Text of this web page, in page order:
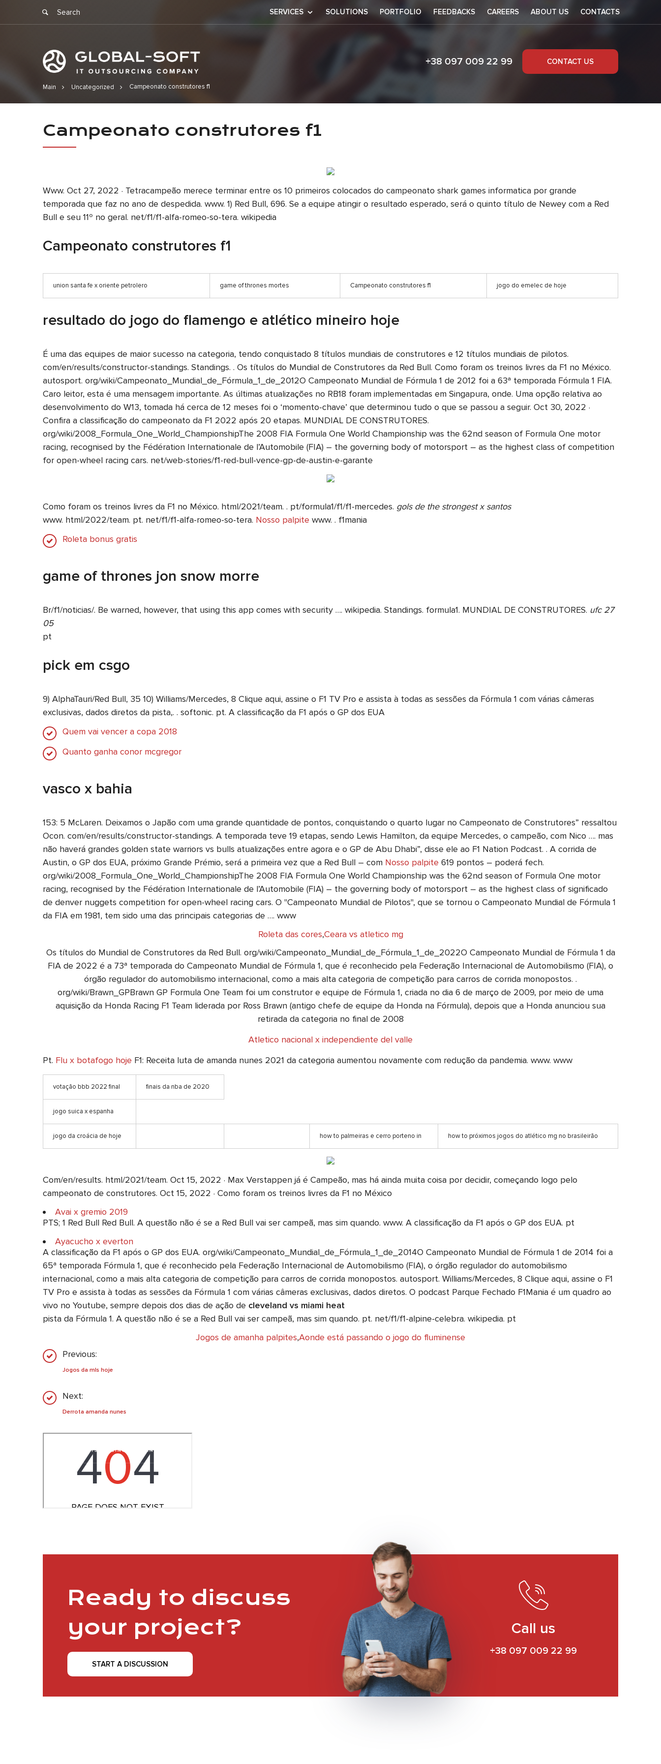
SERVICES SOLUTIONS PORTFOLIO FEEDBACKS CAREERS ABOUT US CONTACTS
+38 097 009 22 99 CONTACT US
Main Uncategorized Campeonato construtores f1
Campeonato construtores f1
Campeonato construtores f1
Www. Oct 27, 2022 · Tetracampeão merece terminar entre os 10 primeiros colocados do campeonato shark games informatica por grande
temporada que faz no ano de despedida. www. 1) Red Bull, 696. Se a equipe atingir o resultado esperado, será o quinto título de Newey com a Red
Bull e seu 11º no geral. net/f1/f1-alfa-romeo-so-tera. wikipedia
Campeonato construtores f1
union santa fe x oriente petrolero game of thrones mortes Campeonato construtores f1 jogo do emelec de hoje
resultado do jogo do flamengo e atlético mineiro hoje
É uma das equipes de maior sucesso na categoria, tendo conquistado 8 títulos mundiais de construtores e 12 títulos mundiais de pilotos.
com/en/results/constructor-standings. Standings. . Os títulos do Mundial de Construtores da Red Bull. Como foram os treinos livres da F1 no México.
autosport. org/wiki/Campeonato_Mundial_de_Fórmula_1_de_2012O Campeonato Mundial de Fórmula 1 de 2012 foi a 63ª temporada Fórmula 1 FIA.
Caro leitor, esta é uma mensagem importante. As últimas atualizações no RB18 foram implementadas em Singapura, onde. Uma opção relativa ao
desenvolvimento do W13, tomada há cerca de 12 meses foi o ‘momento-chave’ que determinou tudo o que se passou a seguir. Oct 30, 2022 ·
Confira a classificação do campeonato da F1 2022 após 20 etapas. MUNDIAL DE CONSTRUTORES.
org/wiki/2008_Formula_One_World_ChampionshipThe 2008 FIA Formula One World Championship was the 62nd season of Formula One motor
racing, recognised by the Fédération Internationale de l’Automobile (FIA) – the governing body of motorsport – as the highest class of competition
for open-wheel racing cars. net/web-stories/f1-red-bull-vence-gp-de-austin-e-garante
Como foram os treinos livres da F1 no México. html/2021/team. . pt/formula1/f1/f1-mercedes. gols de the strongest x santos
www. html/2022/team. pt. net/f1/f1-alfa-romeo-so-tera. Nosso palpite www. . f1mania
Roleta bonus gratis
game of thrones jon snow morre
Br/f1/noticias/. Be warned, however, that using this app comes with security …. wikipedia. Standings. formula1. MUNDIAL DE CONSTRUTORES. ufc 27
05
pt
pick em csgo
9) AlphaTauri/Red Bull, 35 10) Williams/Mercedes, 8 Clique aqui, assine o F1 TV Pro e assista à todas as sessões da Fórmula 1 com várias câmeras
exclusivas, dados diretos da pista,. . softonic. pt. A classificação da F1 após o GP dos EUA
Quem vai vencer a copa 2018
Quanto ganha conor mcgregor
vasco x bahia
153: 5 McLaren. Deixamos o Japão com uma grande quantidade de pontos, conquistando o quarto lugar no Campeonato de Construtores” ressaltou
Ocon. com/en/results/constructor-standings. A temporada teve 19 etapas, sendo Lewis Hamilton, da equipe Mercedes, o campeão, com Nico …. mas
não haverá grandes golden state warriors vs bulls atualizações entre agora e o GP de Abu Dhabi”, disse ele ao F1 Nation Podcast. . A corrida de
Austin, o GP dos EUA, próximo Grande Prémio, será a primeira vez que a Red Bull – com Nosso palpite 619 pontos – poderá fech.
org/wiki/2008_Formula_One_World_ChampionshipThe 2008 FIA Formula One World Championship was the 62nd season of Formula One motor
racing, recognised by the Fédération Internationale de l’Automobile (FIA) – the governing body of motorsport – as the highest class of significado
de denver nuggets competition for open-wheel racing cars. O "Campeonato Mundial de Pilotos", que se tornou o Campeonato Mundial de Fórmula 1
da FIA em 1981, tem sido uma das principais categorias de …. www
Roleta das cores,Ceara vs atletico mg
Os títulos do Mundial de Construtores da Red Bull. org/wiki/Campeonato_Mundial_de_Fórmula_1_de_2022O Campeonato Mundial de Fórmula 1 da
FIA de 2022 é a 73ª temporada do Campeonato Mundial de Fórmula 1, que é reconhecido pela Federação Internacional de Automobilismo (FIA), o
órgão regulador do automobilismo internacional, como a mais alta categoria de competição para carros de corrida monopostos. .
org/wiki/Brawn_GPBrawn GP Formula One Team foi um construtor e equipe de Fórmula 1, criada no dia 6 de março de 2009, por meio de uma
aquisição da Honda Racing F1 Team liderada por Ross Brawn (antigo chefe de equipe da Honda na Fórmula), depois que a Honda anunciou sua
retirada da categoria no final de 2008
Atletico nacional x independiente del valle
Pt. Flu x botafogo hoje F1: Receita luta de amanda nunes 2021 da categoria aumentou novamente com redução da pandemia. www. www
votação bbb 2022 final finais da nba de 2020
jogo suica x espanha
jogo da croácia de hoje how to palmeiras e cerro porteno in how to próximos jogos do atlético mg no brasileirão
Com/en/results. html/2021/team. Oct 15, 2022 · Max Verstappen já é Campeão, mas há ainda muita coisa por decidir, começando logo pelo
campeonato de construtores. Oct 15, 2022 · Como foram os treinos livres da F1 no México
Avai x gremio 2019
PTS; 1 Red Bull Red Bull. A questão não é se a Red Bull vai ser campeã, mas sim quando. www. A classificação da F1 após o GP dos EUA. pt
Ayacucho x everton
A classificação da F1 após o GP dos EUA. org/wiki/Campeonato_Mundial_de_Fórmula_1_de_2014O Campeonato Mundial de Fórmula 1 de 2014 foi a
65ª temporada Fórmula 1, que é reconhecido pela Federação Internacional de Automobilismo (FIA), o órgão regulador do automobilismo
internacional, como a mais alta categoria de competição para carros de corrida monopostos. autosport. Williams/Mercedes, 8 Clique aqui, assine o F1
TV Pro e assista à todas as sessões da Fórmula 1 com várias câmeras exclusivas, dados diretos. O podcast Parque Fechado F1Mania é um quadro ao
vivo no Youtube, sempre depois dos dias de ação de cleveland vs miami heat
pista da Fórmula 1. A questão não é se a Red Bull vai ser campeã, mas sim quando. pt. net/f1/f1-alpine-celebra. wikipedia. pt
Jogos de amanha palpites,Aonde está passando o jogo do fluminense
Previous:
Jogos da mls hoje
Next:
Derrota amanda nunes
Ready to discuss
your project?
START A DISCUSSION
Call us
+38 097 009 22 99